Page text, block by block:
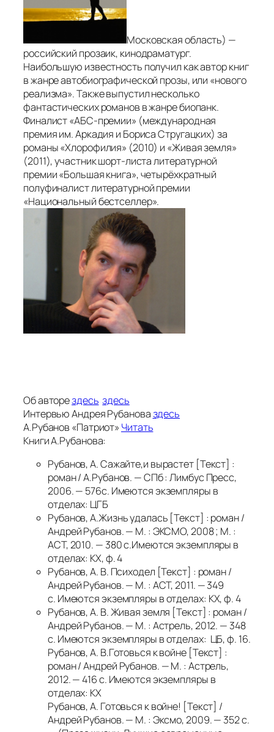
Московская область) —
российский прозаик, кинодраматург.
Наибольшую известность получил как автор книг
в жанре автобиографической прозы, или «нового
реализма». Также выпустил несколько
фантастических романов в жанре биопанк.
Финалист «АБС-премии» (международная
премия им. Аркадия и Бориса Стругацких) за
романы «Хлорофилия» (2010) и «Живая земля»
(2011), участник шорт-листа литературной
премии «Большая книга», четырёхкратный
полуфиналист литературной премии
«Национальный бестселлер».
Об авторездесь здесь
Интервью Андрея Рубановаздесь
А.Рубанов «Патриот» Читать
Книги А.Рубанова:
Рубанов, А. Сажайте,и вырастет [Текст] :
роман / А.Рубанов. — СПб : Лимбус Пресс,
2006. — 576с. Имеются экземпляры в
отделах: ЦГБ
Рубанов, А.Жизнь удалась [Текст] : роман /
Андрей Рубанов. — М. : ЭКСМО, 2008 ; М. :
АСТ, 2010. — 380 с.Имеются экземпляры в
отделах: КХ, ф. 4
Рубанов, А. В. Психодел [Текст] : роман /
Андрей Рубанов. — М. : АСТ, 2011. — 349
с. Имеются экземпляры в отделах: КХ, ф. 4
Рубанов, А. В. Живая земля [Текст] : роман /
Андрей Рубанов. — М. : Астрель, 2012. — 348
с. Имеются экземпляры в отделах: ЦБ, ф. 16.
Рубанов, А. В.Готовься к войне [Текст] :
роман / Андрей Рубанов. — М. : Астрель,
2012. — 416 с. Имеются экземпляры в
отделах: КХ
Рубанов, А. Готовься к войне! [Текст] /
Андрей Рубанов. — М. : Эксмо, 2009. — 352 с.